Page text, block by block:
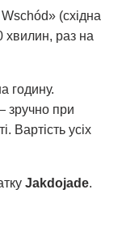
(східна
хвилин, раз на
годину.
зручно при
Вартість усіх
Jakdojade.